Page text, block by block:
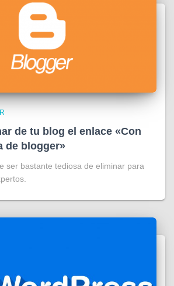
de tu blog el enlace «Con
de blogger»
ser bastante tediosa de eliminar para